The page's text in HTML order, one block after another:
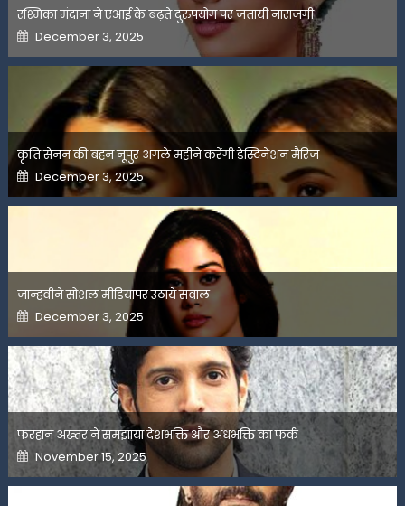
रश्मिका मंदाना ने एआई के बढ़ते दुरुपयोग पर जतायी नाराजगी
Posted
on
December 3, 2025
कृति सेनन की बहन नूपुर अगले महीने करेंगी डेस्टिनेशन मैरिज
Posted
on
December 3, 2025
जान्हवीने सोशल मीडियापर उठाये सवाल
Posted
on
December 3, 2025
फरहान अख्तर ने समझाया देशभक्ति और अंधभक्ति का फर्क
Posted
on
November 15, 2025